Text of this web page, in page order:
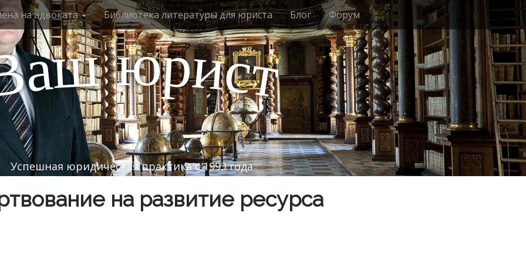
на адвоката Библиотека литературы для юриста Блог Форум
аш юрист
Успешная юридическая практика с 1993 года
на развитие ресурса